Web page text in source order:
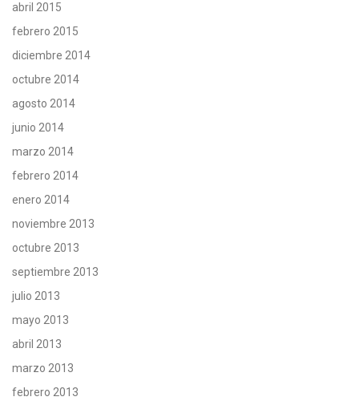
abril 2015
febrero 2015
diciembre 2014
octubre 2014
agosto 2014
junio 2014
marzo 2014
febrero 2014
enero 2014
noviembre 2013
octubre 2013
septiembre 2013
julio 2013
mayo 2013
abril 2013
marzo 2013
febrero 2013